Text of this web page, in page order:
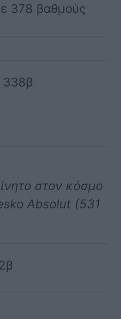
378 βαθμούς
338β
στον κόσμο
Absolut (531